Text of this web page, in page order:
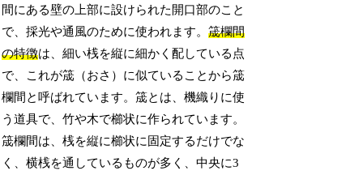
間にある壁の上部に設けられた開口部のこと
で、採光や通風のために使われます。筬欄間
の特徴は、細い桟を縦に細かく配している点
で、これが筬（おさ）に似ていることから筬
欄間と呼ばれています。筬とは、機織りに使
う道具で、竹や木で櫛状に作られています。
筬欄間は、桟を縦に櫛状に固定するだけでな
く、横桟を通しているものが多く、中央に3